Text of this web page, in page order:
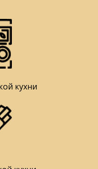
кухни